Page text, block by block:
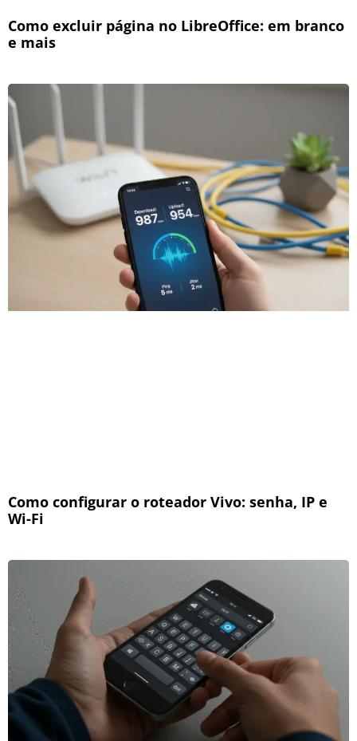
Como excluir página no LibreOffice: em branco
e mais
Como configurar o roteador Vivo: senha, IP e
Wi-Fi